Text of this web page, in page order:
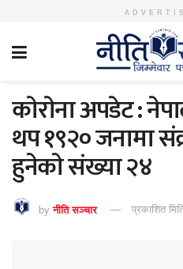
काेराेना अपडेट :
थप १९२० जनामा
हुनेकाे संख्या २४
by नीति सञ्चार प्रकाशित